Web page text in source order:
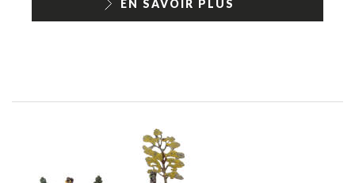
EN SAVOIR PLUS